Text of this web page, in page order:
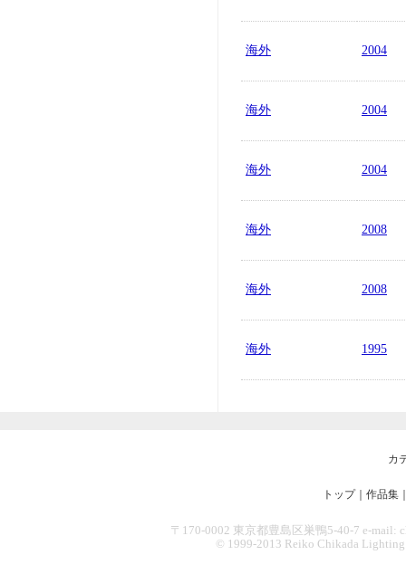
海外 2004
海外 2004
海外 2004
海外 2008
海外 2008
海外 1995
カ
トップ｜ 作品集
〒170-0002 東京都豊島区巣鴨5-40-7 e-mail:
© 1999-2013 Reiko Chikada Lighting